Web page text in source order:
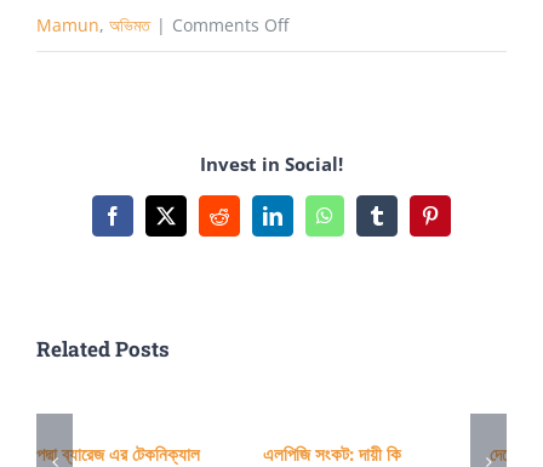
Mamun, অভিমত | Comments Offon
Invest in Social!
Facebook
X RedditLinkedInWhatsAppTumblrPinterest
Related Posts
পদ্মা ব্যারেজ এর টেকনিক্যাল
এলপিজি সংকট: দায়ী কি
দেশের